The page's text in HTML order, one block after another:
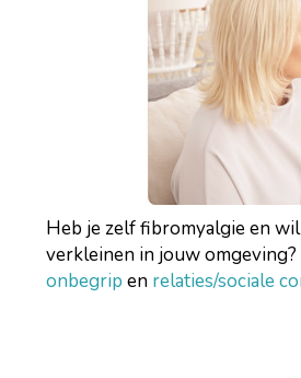
Heb je zelf fibromyalgie en
verkleinen in jouw
onbegrip en relaties/sociale